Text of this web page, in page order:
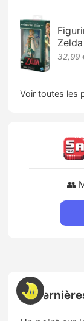
32,99
Voir toutes les
👥
📰